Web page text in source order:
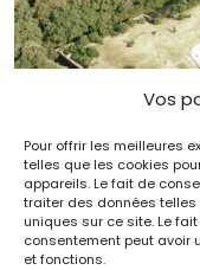
Vos
Pour offrir les meilleures
telles que les cookies
appareils. Le fait de
traiter des données
uniques sur ce site. Le
consentement peut
et fonctions.